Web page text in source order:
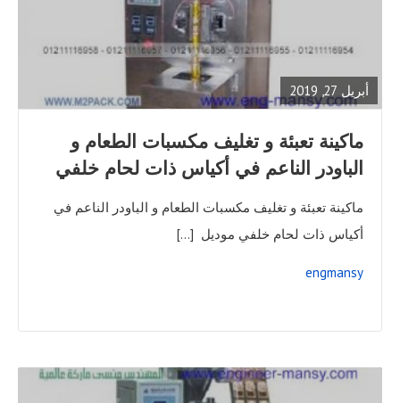
أبريل 27, 2019
READ
FULL
POST
ماكينة تعبئة و تغليف مكسبات الطعام و
الباودر الناعم في أكياس ذات لحام خلفي
ماكينة تعبئة و تغليف مكسبات الطعام و الباودر الناعم في
أكياس ذات لحام خلفي موديل […]
engmansy